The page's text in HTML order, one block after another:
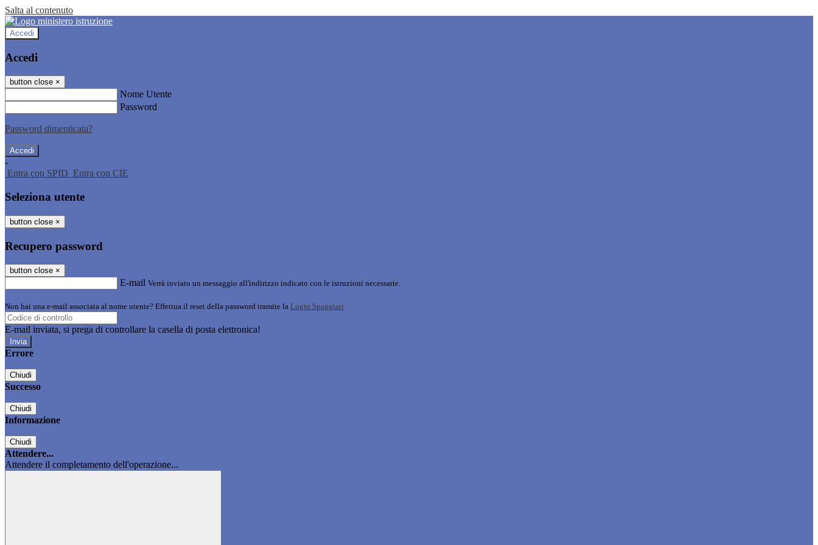
Salta al contenuto
Accedi
Accedi
button close ×
Nome Utente
Password
Password dimenticata?
-
Entra con SPID Entra con CIE
Seleziona utente
button close ×
Recupero password
button close ×
E-mail Verrà inviato un messaggio all'indirizzo indicato con le istruzioni necessarie.
Non hai una e-mail associata al nome utente? Effettua il reset della password tramite la Login Spaggiari
E-mail inviata, si prega di controllare la casella di posta elettronica!
Errore
Chiudi
Successo
Chiudi
Informazione
Chiudi
Attendere...
Attendere il completamento dell'operazione...